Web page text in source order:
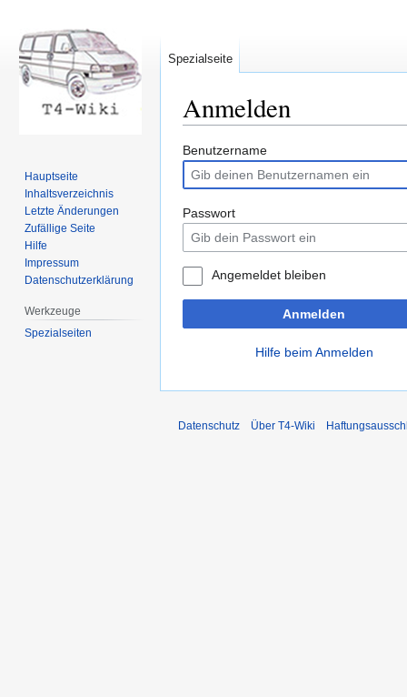
Anmelden
Zur
Navigation
springen
Zur
Suche
springen
Benutzername
Passwort
Angemeldet bleiben
Anmelden
Hilfe beim Anmelden
Spezialseite
Hauptseite
Inhaltsverzeichnis
Letzte Änderungen
Zufällige Seite
Hilfe
Impressum
Datenschutzerklärung
Werkzeuge
Spezialseiten
Datenschutz Über T4-Wiki